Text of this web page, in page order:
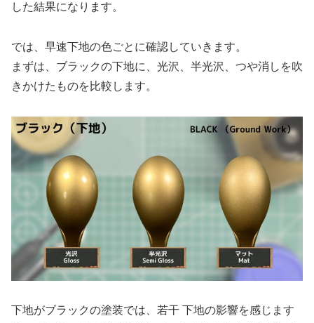
した結果になります。
では、早速下地の色ごとに確認していきます。
まずは、ブラックの下地に、光沢、半光沢、つや消しを吹
きかけたものを比較します。
下地がブラックの塗装では、若干 下地の影響を感じます